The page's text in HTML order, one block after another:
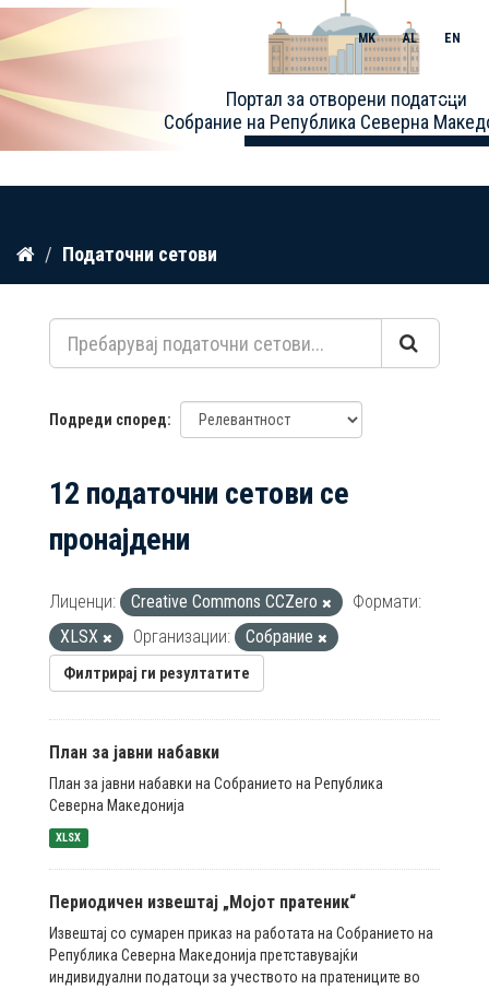
Прескокнете
содржина
Портал за отворени податоци
Собрание на Република Северна
MK AL EN
Toggle
Податочни сетови
Подреди според
12 податочни сетови се
пронајдени
Лиценци: Creative Commons CCZero
Формати:
XLSX
Организации: Собрание
Филтрирај ги резултатите
План за јавни набавки
План за јавни набавки на Собранието на Република
Северна Македонија
XLSX
Периодичен извештај „Мојот пратеник“
Извештај со сумарен приказ на работата на Собранието на
Република Северна Македонија претставувајќи
индивидуални податоци за учеството на пратениците во